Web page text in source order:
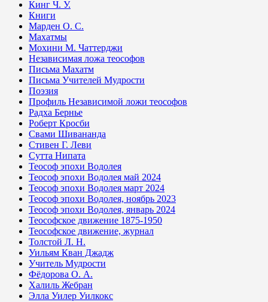
Кинг Ч. У.
Книги
Марден О. С.
Махатмы
Мохини М. Чаттерджи
Независимая ложа теософов
Письма Махатм
Письма Учителей Мудрости
Поэзия
Профиль Независимой ложи теософов
Радха Бернье
Роберт Кросби
Свами Шивананда
Стивен Г. Леви
Сутта Нипата
Теософ эпохи Водолея
Теософ эпохи Водолея май 2024
Теософ эпохи Водолея март 2024
Теософ эпохи Водолея, ноябрь 2023
Теософ эпохи Водолея, январь 2024
Теософское движение 1875-1950
Теософское движение, журнал
Толстой Л. Н.
Уильям Кван Джадж
Учитель Мудрости
Фёдорова О. А.
Халиль Жебран
Элла Уилер Уилкокс